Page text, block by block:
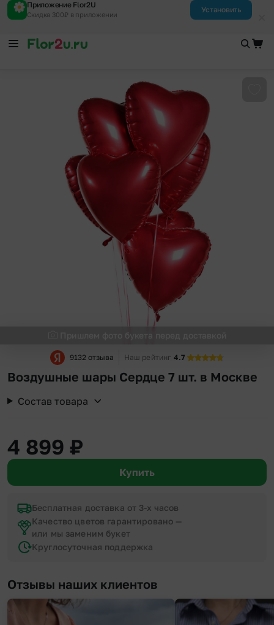
Приложение Flor2U
Скидка 300₽ в приложении
Установить
Пришлем фото букета перед доставкой
9132 отзыва Наш рейтинг 4.7
Воздушные шары Сердце 7 шт. в Москве
Состав товара
4 899 ₽
Купить
Бесплатная доставка от 3-х часов
Качество цветов гарантировано —
или мы заменим букет
Круглосуточная поддержка
Отзывы наших клиентов